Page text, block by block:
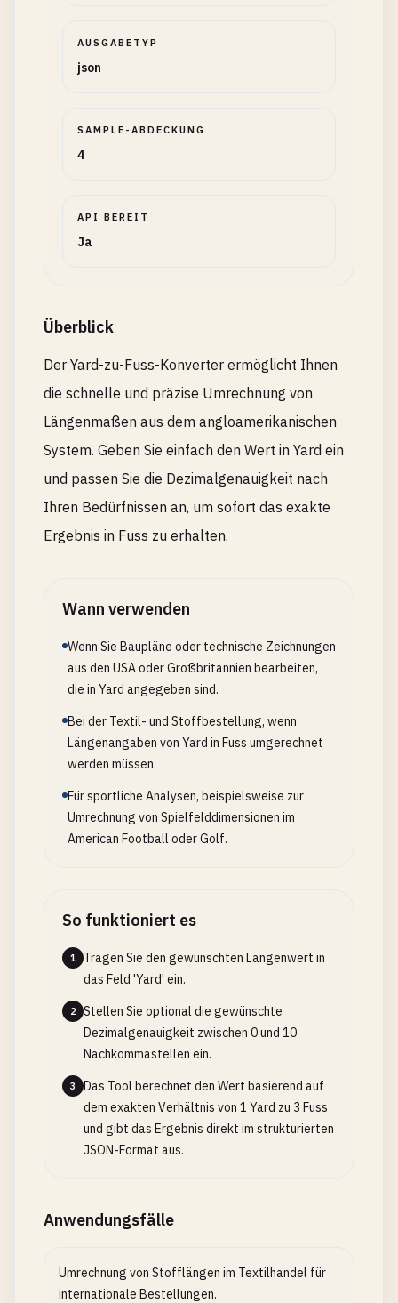
AUSGABETYP
json
SAMPLE-ABDECKUNG
4
API BEREIT
Ja
Überblick
Der Yard-zu-Fuss-Konverter ermöglicht Ihnen
die schnelle und präzise Umrechnung von
Längenmaßen aus dem angloamerikanischen
System. Geben Sie einfach den Wert in Yard ein
und passen Sie die Dezimalgenauigkeit nach
Ihren Bedürfnissen an, um sofort das exakte
Ergebnis in Fuss zu erhalten.
Wann verwenden
Wenn Sie Baupläne oder technische Zeichnungen
aus den USA oder Großbritannien bearbeiten,
die in Yard angegeben sind.
Bei der Textil- und Stoffbestellung, wenn
Längenangaben von Yard in Fuss umgerechnet
werden müssen.
Für sportliche Analysen, beispielsweise zur
Umrechnung von Spielfelddimensionen im
American Football oder Golf.
So funktioniert es
1
Tragen Sie den gewünschten Längenwert in
das Feld 'Yard' ein.
2
Stellen Sie optional die gewünschte
Dezimalgenauigkeit zwischen 0 und 10
Nachkommastellen ein.
3
Das Tool berechnet den Wert basierend auf
dem exakten Verhältnis von 1 Yard zu 3 Fuss
und gibt das Ergebnis direkt im strukturierten
JSON-Format aus.
Anwendungsfälle
Umrechnung von Stofflängen im Textilhandel für
internationale Bestellungen.